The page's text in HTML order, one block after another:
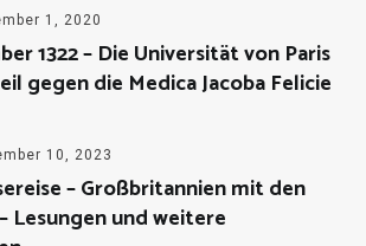
1, 2020
1322 – Die Universität von Paris
gegen die Medica Jacoba Felicie
10, 2023
– Großbritannien mit den
Lesungen und weitere